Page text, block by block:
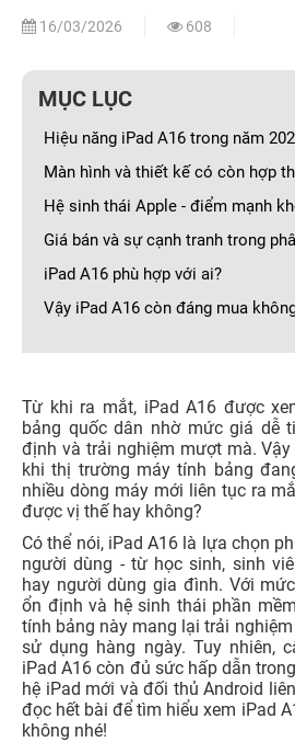
16/03/2026 608
MỤC LỤC
Hiệu năng iPad A16 trong năm
Màn hình và thiết kế có còn hợp
Hệ sinh thái Apple - điểm mạnh
Giá bán và sự cạnh tranh trong
iPad A16 phù hợp với ai?
Vậy iPad A16 còn đáng mua
Từ khi ra mắt, iPad A16 được
bảng quốc dân nhờ mức giá dễ
định và trải nghiệm mượt mà.
khi thị trường máy tính bảng
nhiều dòng máy mới liên tục ra
được vị thế hay không?
Có thể nói, iPad A16 là lựa chọn
người dùng - từ học sinh, sinh
hay người dùng gia đình. Với
ổn định và hệ sinh thái phần
tính bảng này mang lại trải
sử dụng hàng ngày. Tuy nhiên,
iPad A16 còn đủ sức hấp dẫn
hệ iPad mới và đối thủ Android
đọc hết bài để tìm hiểu xem iPad
không nhé!